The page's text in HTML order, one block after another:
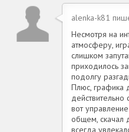
alenka-k81
Несмотря на
атмосферу,
слишком
приходилось
подолгу
Плюс, графика
вот
общем, скачал
всегда